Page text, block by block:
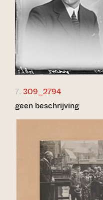
7. 309_2794
geen beschrijving